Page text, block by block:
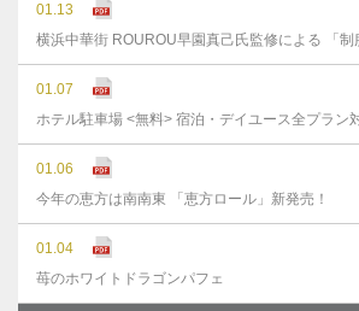
01.13
横浜中華街 ROUROU早園真己氏監修による 「制
01.07
ホテル駐車場 <無料> 宿泊・デイユース全プラン
01.06
今年の恵方は南南東 「恵方ロール」新発売！
01.04
苺のホワイトドラゴンパフェ